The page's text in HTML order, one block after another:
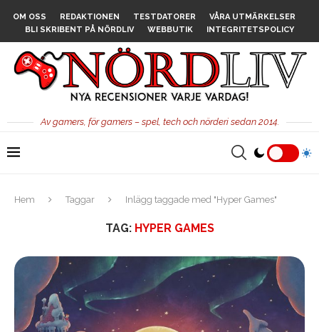
OM OSS REDAKTIONEN TESTDATORER
VÅRA UTMÄRKELSER
BLI SKRIBENT PÅ NÖRDLIV
WEBBUTIK INTEGRITETSPOLICY
Av gamers, för gamers – spel, tech och nörderi sedan 2014.
Hem Taggar Inlägg taggade med "Hyper Games"
TAG: HYPER GAMES